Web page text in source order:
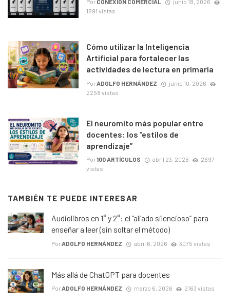
1891 vistas
Cómo utilizar la Inteligencia
Artificial para fortalecer las
actividades de lectura en primaria
Por ADOLFO HERNÁNDEZ
junio 10, 2026
2258 vistas
El neuromito más popular entre
docentes: los “estilos de
aprendizaje”
Por100 ARTÍCULOS abril 23, 2026
2697
vistas
TAMBIÉN TE PUEDE INTERESAR
Audiolibros en 1° y 2°: el “aliado silencioso” para
enseñar a leer (sin soltar el método)
Por ADOLFO HERNÁNDEZ abril 6, 2026 3075 vistas
Más allá de ChatGPT para docentes
PorADOLFO HERNÁNDEZ marzo 6, 2026 2163 vistas